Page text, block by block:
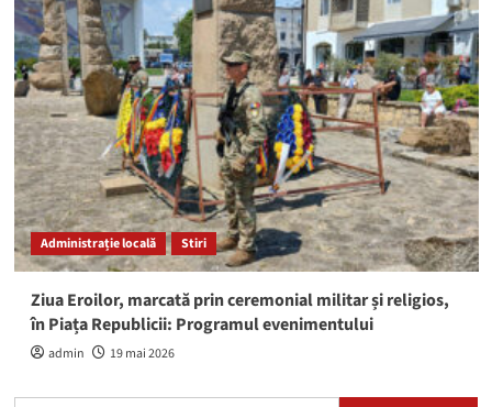
Administrație locală Stiri
Ziua Eroilor, marcată prin ceremonial militar și religios,
în Piața Republicii: Programul evenimentului
admin 19 mai 2026